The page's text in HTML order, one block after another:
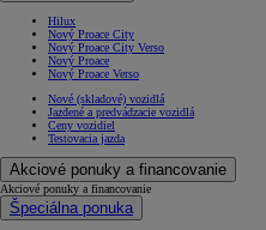
Hilux
Nový Proace City
Nový Proace City Verso
Nový Proace
Nový Proace Verso
Nové (skladové) vozidlá
Jazdené a predvádzacie vozidlá
Ceny vozidiel
Testovacia jazda
Akciové ponuky a financovanie
Akciové ponuky a financovanie
Špeciálna ponuka